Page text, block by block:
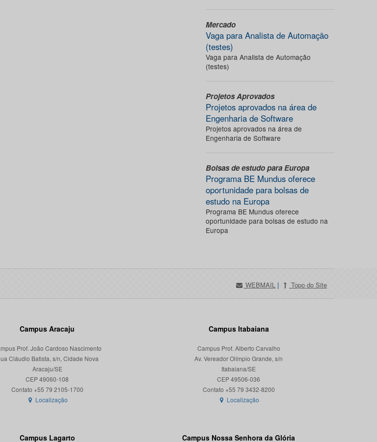
Mercado
Vaga para Analista de Automação
(testes)
Vaga para Analista de Automação
(testes)
Projetos Aprovados
Projetos aprovados na área de
Engenharia de Software
Projetos aprovados na área de
Engenharia de Software
Bolsas de estudo para Europa
Programa BE Mundus oferece
oportunidade para bolsas de
estudo na Europa
Programa BE Mundus oferece
oportunidade para bolsas de estudo na
Europa
WEBMAIL | Topo do Site
Campus Aracaju
Prof. João Cardoso Nascimento
Cláudio Batista, s/n, Cidade Nova
Aracaju/SE
CEP 49060-108
Localização
Campus Itabaiana
Campus Prof. Alberto Carvalho
Av. Vereador Olímpio Grande, s/n
Itabaiana/SE
CEP 49506-036
Localização
Campus Lagarto Campus Nossa Senhora da Glória